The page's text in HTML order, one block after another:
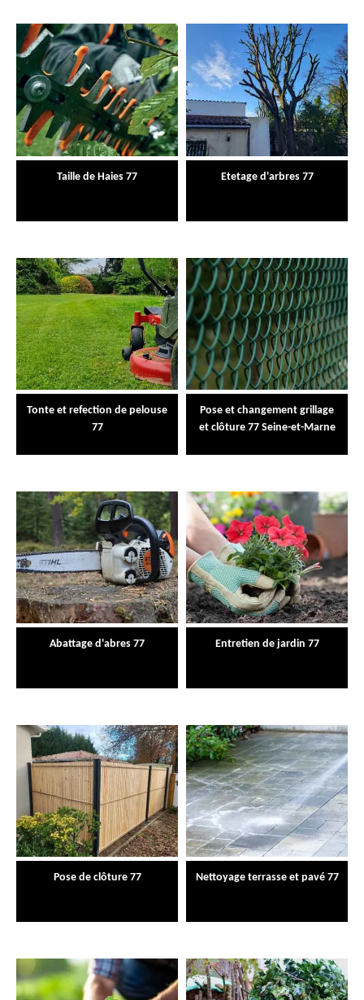
Taille de Haies 77 Etetage d'arbres 77
Tonte et refection de pelouse
77
Pose et changement grillage
et clôture 77 Seine-et-Marne
Abattage d'abres 77 Entretien de jardin 77
Pose de clôture 77 Nettoyage terrasse et pavé 77